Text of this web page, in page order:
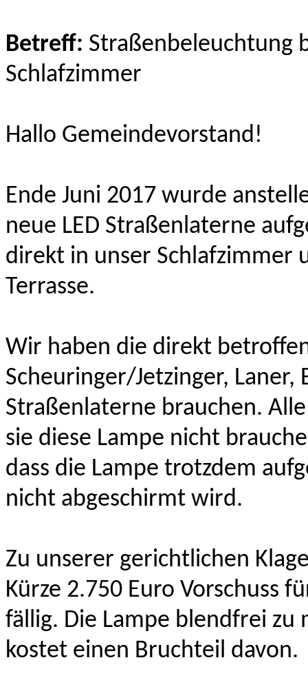
Betreff: Straßenbeleuchtung
Schlafzimmer
Hallo Gemeindevorstand!
Ende Juni 2017 wurde
neue LED Straßenlaterne
direkt in unser Schlafzimmer
Terrasse.
Wir haben die direkt
Scheuringer/Jetzinger,
Straßenlaterne brauchen.
sie diese Lampe nicht
dass die Lampe trotzdem
nicht abgeschirmt wird.
Zu unserer gerichtlichen
Kürze 2.750 Euro Vorschuss
fällig. Die Lampe blendfrei
kostet einen Bruchteil davon.